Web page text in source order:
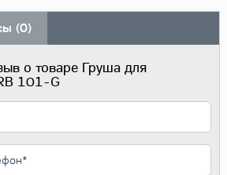
(0)
о товаре Груша для
101-G